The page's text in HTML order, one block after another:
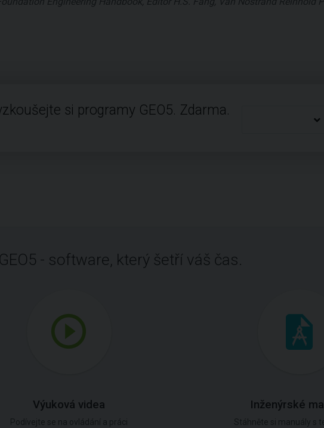
si programy GEO5. Zdarma.
- software, který šetří váš čas.
Výuková videa Inženýrské